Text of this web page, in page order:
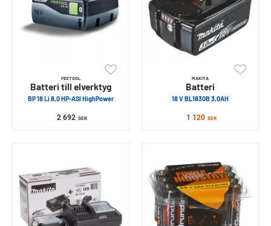
FESTOOL
Batteri till elverktyg
BP 18 Li 8,0 HP-ASI HighPower
2 692 SEK
MAKITA
Batteri
18 V BL1830B 3,0AH
1 120 SEK